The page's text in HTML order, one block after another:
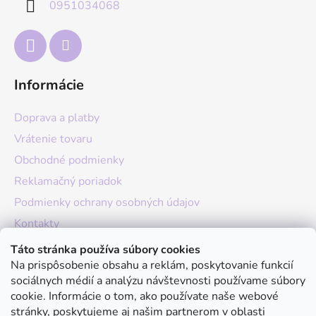
Táto stránka používa súbory cookies
Na prispôsobenie obsahu a reklám, poskytovanie funkcií
sociálnych médií a analýzu návštevnosti používame súbory
cookie. Informácie o tom, ako používate naše webové
stránky, poskytujeme aj našim partnerom v oblasti
0951034068
Informácie
Doprava a platby
Vrátenie tovaru
Obchodné podmienky
Reklamačný poriadok
Podmienky ochrany osobných údajov
Kontakty
O nás
Hodnotenie obchodu
Moja objednávka